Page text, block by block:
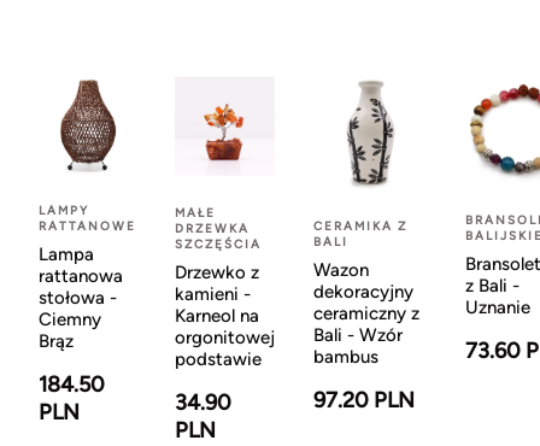
LAMPY
RATTANOWE
Lampa
rattanowa
stołowa -
Ciemny
Brąz
184.50
PLN
MAŁE
DRZEWKA
SZCZĘŚCIA
Drzewko z
kamieni -
Karneol na
orgonitowej
podstawie
34.90
PLN
CERAMIKA Z
BALI
Wazon
dekoracyjny
ceramiczny z
Bali - Wzór
bambus
97.20 PLN
z Bali -
Uznanie
73.60